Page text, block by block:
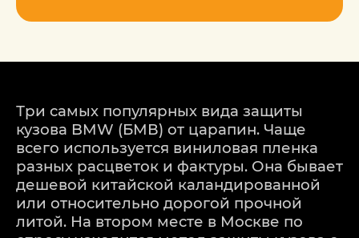
Три самых популярных вида защиты
кузова BMW (БМВ) от царапин. Чаще
всего используется виниловая пленка
разных расцветок и фактуры. Она бывает
дешевой китайской каландированной
или относительно дорогой прочной
литой. На втором месте в Москве по